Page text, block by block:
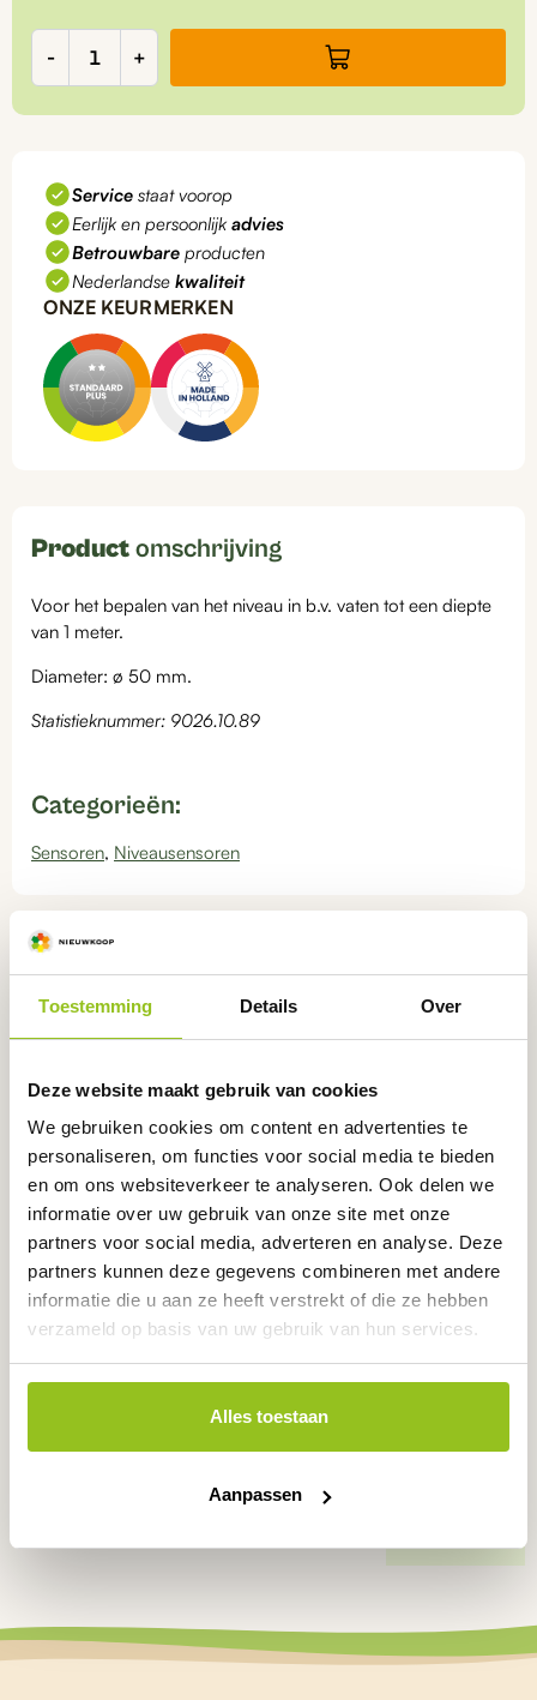
Toestemming Details Over
Deze website maakt gebruik van cookies
We gebruiken cookies om content en advertenties te
personaliseren, om functies voor social media te bieden
en om ons websiteverkeer te analyseren. Ook delen we
informatie over uw gebruik van onze site met onze
partners voor social media, adverteren en analyse. Deze
partners kunnen deze gegevens combineren met andere
informatie die u aan ze heeft verstrekt of die ze hebben
verzameld op basis van uw gebruik van hun services.
Alles toestaan
Aanpassen
Niveaumeter
t.b.v.
vaten,
100
aantal
- +
Service staat voorop
Eerlijk en persoonlijk advies
Betrouwbare producten
Nederlandse kwaliteit
ONZE KEURMERKEN
Product omschrijving
Voor het bepalen van het niveau in b.v. vaten tot een diepte
van 1 meter.
Diameter: ø 50 mm.
Statistieknummer: 9026.10.89
Categorieën:
Sensoren, Niveausensoren
Ook interessant voor u
Grond penetrometer, FT2010
FT2010
excl. BTW
cm,
Dit
meerdere
variaties.
Deze
optie
kan
gekozen
worden
op
de